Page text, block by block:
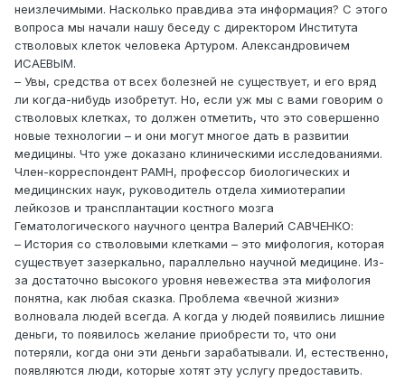
неизлечимыми. Насколько правдива эта информация? С этого
вопроса мы начали нашу беседу с директором Института
стволовых клеток человека Артуром. Александровичем
ИСАЕВЫМ.
– Увы, средства от всех болезней не существует, и его вряд
ли когда-нибудь изобретут. Но, если уж мы с вами говорим о
стволовых клетках, то должен отметить, что это совершенно
новые технологии – и они могут многое дать в развитии
медицины. Что уже доказано клиническими исследованиями.
Член-корреспондент РАМН, профессор биологических и
медицинских наук, руководитель отдела химиотерапии
лейкозов и трансплантации костного мозга
Гематологического научного центра Валерий САВЧЕНКО:
– История со стволовыми клетками – это мифология, которая
существует зазеркально, параллельно научной медицине. Из-
за достаточно высокого уровня невежества эта мифология
понятна, как любая сказка. Проблема «вечной жизни»
волновала людей всегда. А когда у людей появились лишние
деньги, то появилось желание приобрести то, что они
потеряли, когда они эти деньги зарабатывали. И, естественно,
появляются люди, которые хотят эту услугу предоставить.